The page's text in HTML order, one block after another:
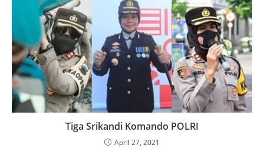
Tiga Srikandi Komando POLRI
April 27, 2021